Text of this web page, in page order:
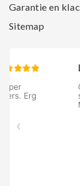
Garantie en
Sitemap